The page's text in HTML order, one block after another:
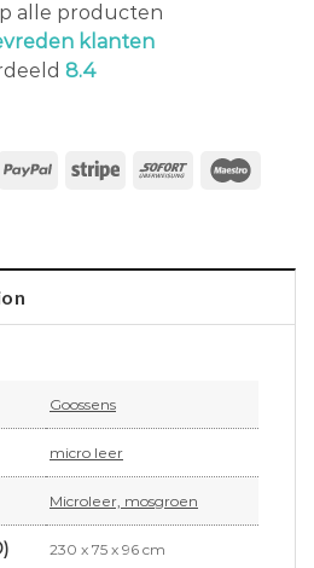
alle producten
klanten
8.4
Goossens
micro leer
Microleer, mosgroen
230 x 75 x 96 cm